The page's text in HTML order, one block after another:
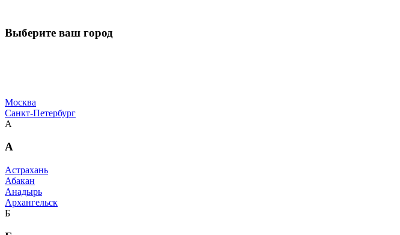
Выберите ваш город
Москва
Санкт-Петербург
А
А
Астрахань
Абакан
Анадырь
Архангельск
Б